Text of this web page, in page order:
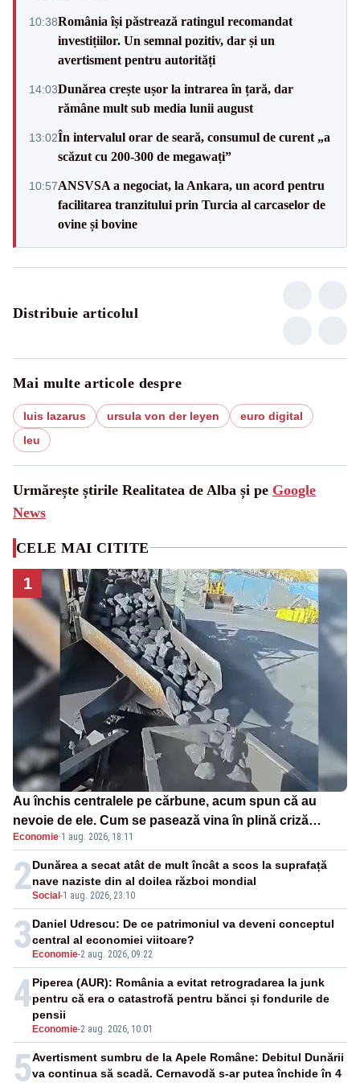
10:38România își păstrează ratingul recomandat
investițiilor. Un semnal pozitiv, dar și un
avertisment pentru autorități
14:03Dunărea crește ușor la intrarea în țară, dar
rămâne mult sub media lunii august
13:02În intervalul orar de seară, consumul de curent „a
scăzut cu 200-300 de megawați”
10:57ANSVSA a negociat, la Ankara, un acord pentru
facilitarea tranzitului prin Turcia al carcaselor de
ovine și bovine
Distribuie articolul
Mai multe articole despre
luis lazarus ursula von der leyen
euro digital
leu
Urmărește știrile Realitatea de Alba și pe Google
News
CELE MAI CITITE
1
Au închis centralele pe cărbune, acum spun că au
nevoie de ele. Cum se pasează vina în plină criză
energetică
Economie·1 aug. 2026, 18:11
2Social -1 aug. 2026, 23:10
Dunărea a secat atât de mult încât a scos la suprafață
nave naziste din al doilea război mondial
3 Economie-2 aug. 2026, 09:22
Daniel Udrescu: De ce patrimoniul va deveni conceptul
central al economiei viitoare?
4
Economie-2 aug. 2026, 10:01
Piperea (AUR): România a evitat retrogradarea la junk
pentru că era o catastrofă pentru bănci și fondurile de
pensii
5Avertisment sumbru de la Apele Române: Debitul Dunării
va continua să scadă. Cernavodă s-ar putea închide în 4